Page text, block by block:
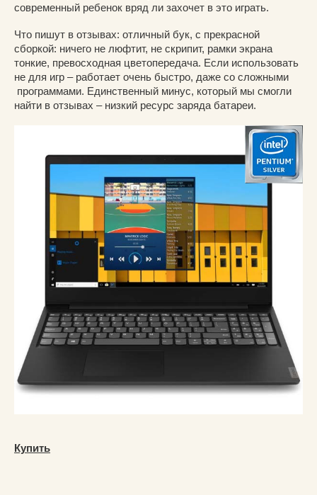
современный ребенок вряд ли захочет в это играть.
Что пишут в отзывах: отличный бук, с прекрасной
сборкой: ничего не люфтит, не скрипит, рамки экрана
тонкие, превосходная цветопередача. Если использовать
не для игр – работает очень быстро, даже со сложными
программами. Единственный минус, который мы смогли
найти в отзывах – низкий ресурс заряда батареи.
Купить